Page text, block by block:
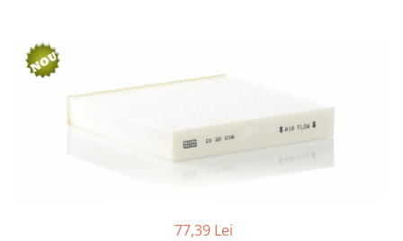
Sealant
Sampon auto
Polish auto
Jante si anvelope
77,39 Lei